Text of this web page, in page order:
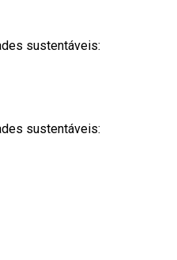
sustentáveis:
sustentáveis: